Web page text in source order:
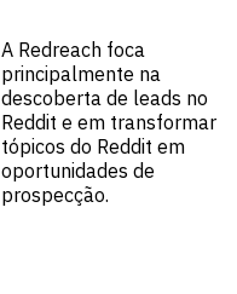
A Redreach foca
principalmente na
descoberta de leads no
Reddit e em transformar
tópicos do Reddit em
oportunidades de
prospecção.